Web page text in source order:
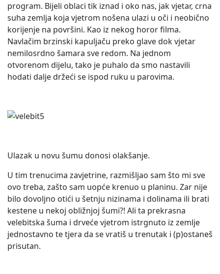
program. Bijeli oblaci tik iznad i oko nas, jak vjetar, crna
suha zemlja koja vjetrom nošena ulazi u oči i neobično
korijenje na površini. Kao iz nekog horor filma.
Navlačim brzinski kapuljaču preko glave dok vjetar
nemilosrdno šamara sve redom. Na jednom
otvorenom dijelu, tako je puhalo da smo nastavili
hodati dalje držeći se ispod ruku u parovima.
Ulazak u novu šumu donosi olakšanje.
U tim trenucima zavjetrine, razmišljao sam što mi sve
ovo treba, zašto sam uopće krenuo u planinu. Zar nije
bilo dovoljno otići u šetnju nizinama i dolinama ili brati
kestene u nekoj obližnjoj šumi?! Ali ta prekrasna
velebitska šuma i drveće vjetrom istrgnuto iz zemlje
jednostavno te tjera da se vratiš u trenutak i (p)ostaneš
prisutan.